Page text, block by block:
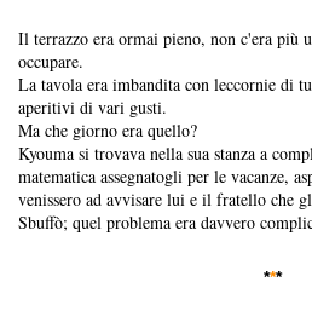
Il terrazzo era ormai pieno, non c'era più
occupare.
La tavola era imbandita con leccornie di
aperitivi di vari gusti.
Ma che giorno era quello?
Kyouma si trovava nella sua stanza a
matematica assegnatogli per le vacanze,
venissero ad avvisare lui e il fratello che
Sbuffò; quel problema era davvero
***